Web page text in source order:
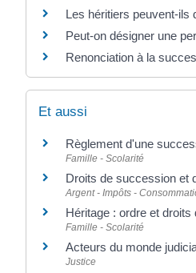
Les héritiers peuvent-ils
Peut-on désigner une
Renonciation à la
Et aussi
Règlement d'une
Famille - Scolarité
Droits de succession et
Argent - Impôts -
Héritage : ordre et droits
Famille - Scolarité
Acteurs du monde
Justice